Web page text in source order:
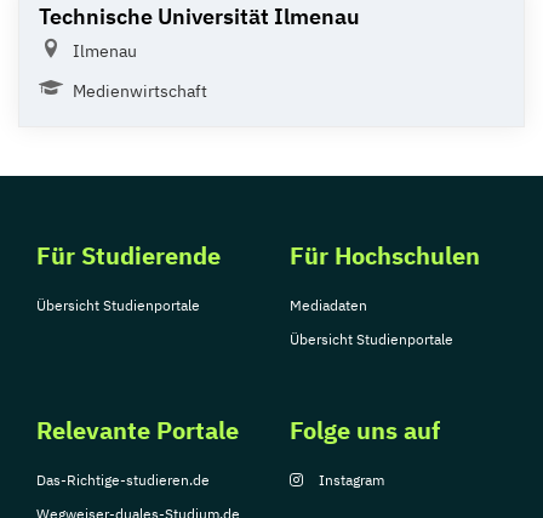
Technische Universität Ilmenau
Ilmenau
Medienwirtschaft
Für Studierende
Übersicht Studienportale
Für Hochschulen
Mediadaten
Übersicht Studienportale
Relevante Portale
Das-Richtige-studieren.de
Wegweiser-duales-Studium.de
Folge uns auf
Instagram